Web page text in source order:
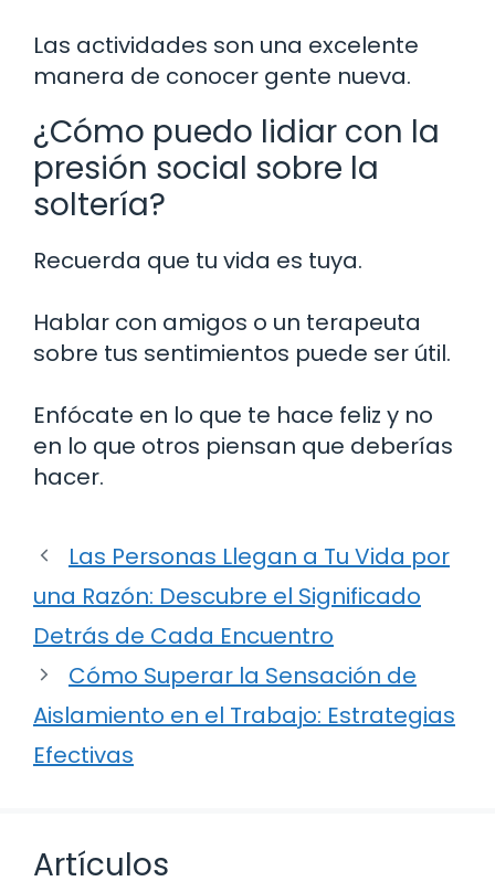
Las actividades son una excelente
manera de conocer gente nueva.
¿Cómo puedo lidiar con la
presión social sobre la
soltería?
Recuerda que tu vida es tuya.
Hablar con amigos o un terapeuta
sobre tus sentimientos puede ser útil.
Enfócate en lo que te hace feliz y no
en lo que otros piensan que deberías
hacer.
Las Personas Llegan a Tu Vida por
una Razón: Descubre el Significado
Detrás de Cada Encuentro
Cómo Superar la Sensación de
Aislamiento en el Trabajo: Estrategias
Efectivas
Artículos